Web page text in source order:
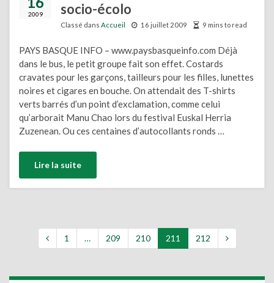
2009
socio-écolo
Classé dans Accueil 16 juillet 2009 9 mins to read
PAYS BASQUE INFO – www.paysbasqueinfo.com Déjà
dans le bus, le petit groupe fait son effet. Costards
cravates pour les garçons, tailleurs pour les filles, lunettes
noires et cigares en bouche. On attendait des T-shirts
verts barrés d’un point d’exclamation, comme celui
qu’arborait Manu Chao lors du festival Euskal Herria
Zuzenean. Ou ces centaines d’autocollants ronds …
Lire la suite
1 … 209 210 211 212